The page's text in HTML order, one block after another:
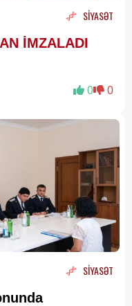
SİYASƏT
İMZALADI
0 0
SİYASƏT